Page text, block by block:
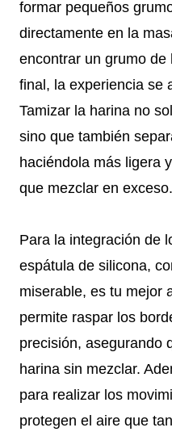
formar pequeños
directamente en la
encontrar un grumo
final, la experiencia se
Tamizar la harina no
sino que también
haciéndola más ligera
que mezclar en exceso.
Para la integración de
espátula de silicona,
miserable, es tu mejor
permite raspar los
precisión, asegurando
harina sin mezclar.
para realizar los
protegen el aire que